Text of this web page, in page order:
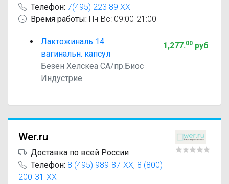
Телефон: 7(495) 223 89 XX
Время работы: Пн-Вс: 09:00-21:00
Лактожиналь 14
вагинальн. капсул
Безен Хелскеа СА/пр.Биос
Индустрие
1,277.00руб
Wer.ru
Доставка по всей России
Телефон: 8 (495) 989-87-XX, 8 (800)
200-31-XX